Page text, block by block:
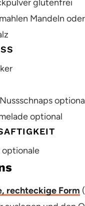
glutenfrei
Mandeln
optional
optionale
rechteckige Form